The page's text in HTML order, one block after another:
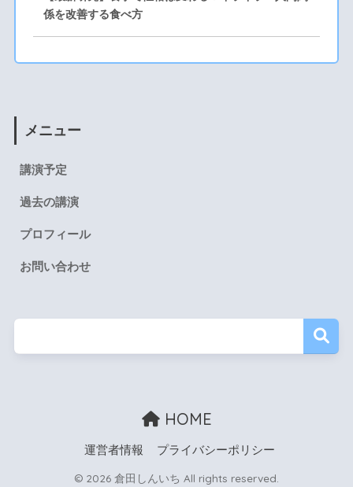
係を改善する食べ方
メニュー
講演予定
過去の講演
プロフィール
お問い合わせ
HOME
運営者情報 プライバシーポリシー
© 2026 倉田しんいち All rights reserved.